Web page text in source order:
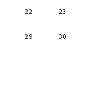
22 23
29 30